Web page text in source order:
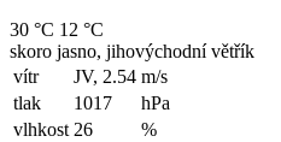
30 °C 12 °C
skoro jasno, jihovýchodní větřík
vítr
JV, 2.54 m/s
tlak
1017
hPa
vlhkost 26
%